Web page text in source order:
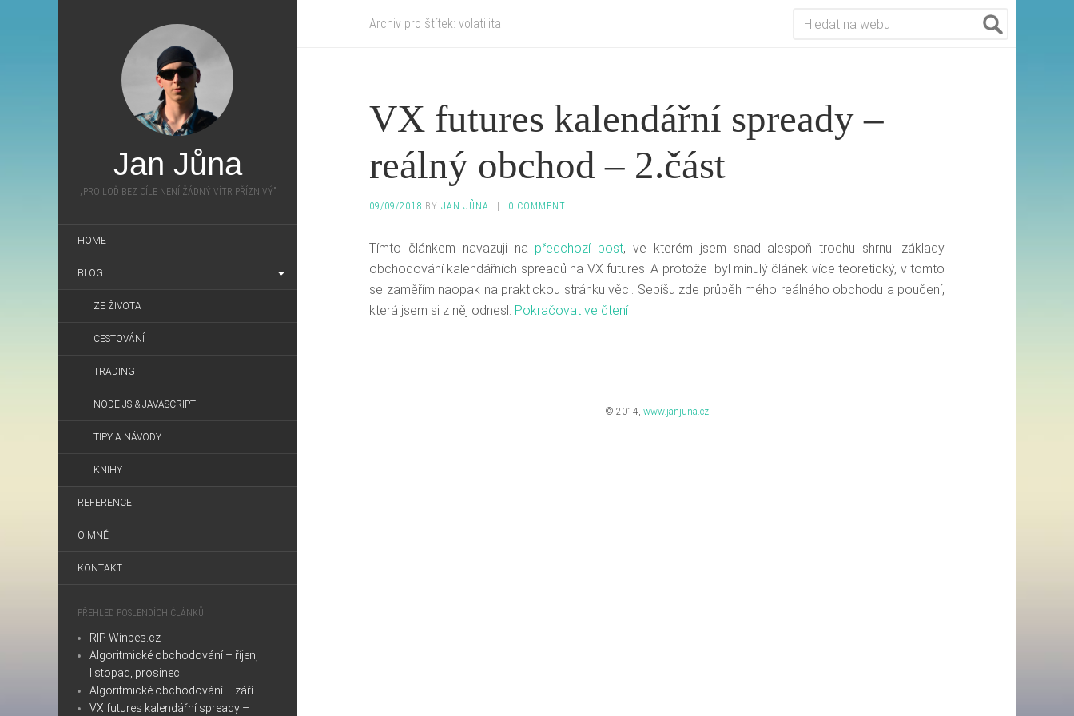
Jan Jůna
„PRO LOĎ BEZ CÍLE NENÍ ŽÁDNÝ VÍTR PŘÍZNIVÝ”
HOME
BLOG
ZE ŽIVOTA
CESTOVÁNÍ
TRADING
NODE.JS & JAVASCRIPT
TIPY A NÁVODY
KNIHY
REFERENCE
O MNĚ
KONTAKT
PŘEHLED POSLENDÍCH ČLÁNKŮ
RIP Winpes.cz
Algoritmické obchodování – říjen,
listopad, prosinec
Algoritmické obchodování – září
VX futures kalendářní spready –
Archiv pro štítek: volatilita
VX futures kalendářní spready –
reálný obchod – 2.část
09/09/2018 BY JAN JŮNA 0 COMMENT
Tímto článkem navazuji na předchozí post, ve kterém jsem snad alespoň trochu shrnul základy
obchodování kalendářních spreadů na VX futures. A protože byl minulý článek více teoretický, v tomto
se zaměřím naopak na praktickou stránku věci. Sepíšu zde průběh mého reálného obchodu a poučení,
která jsem si z něj odnesl. Pokračovat ve čtení
© 2014, www.janjuna.cz